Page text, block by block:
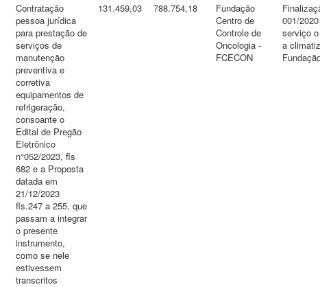
Contratação
pessoa jurídica
para prestação de
serviços de
manutenção
preventiva e
corretiva
equipamentos de
refrigeração,
consoante o
Edital de Pregão
Eletrônico
n°052/2023, fls
682 e a Proposta
datada em
21/12/2023
fls.247 a 255, que
passam a integrar
o presente
instrumento,
como se nele
estivessem
transcritos
131.459,03 788.754,18
Fundação
Centro de
Controle de
Oncologia -
FCECON
001/
serviço
a